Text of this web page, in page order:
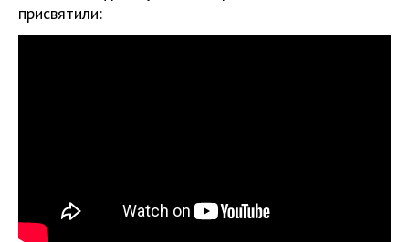
присвятили: